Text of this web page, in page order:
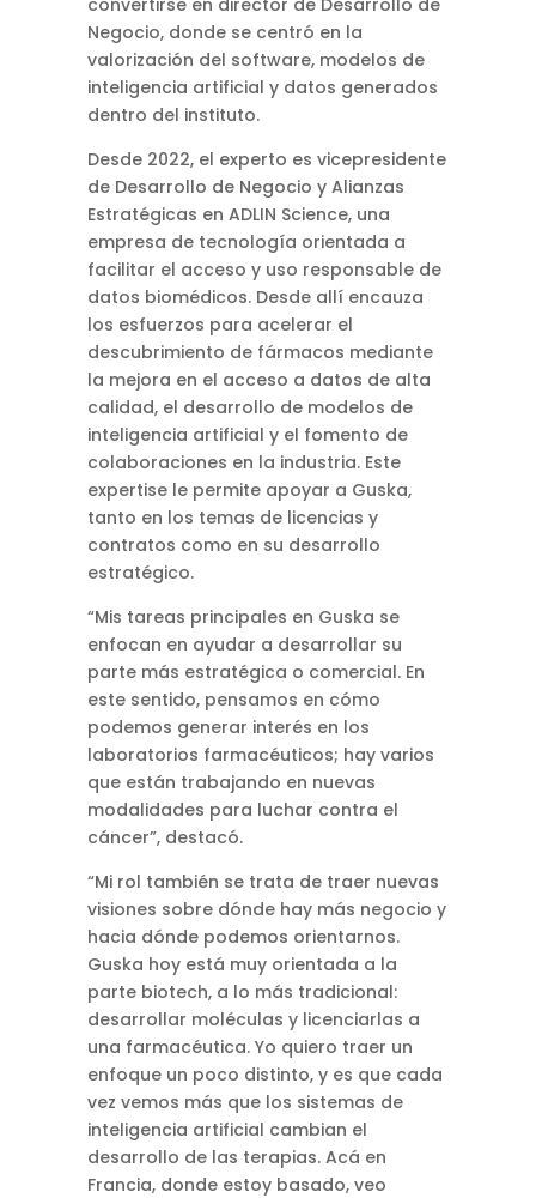
convertirse en director de Desarrollo de
Negocio, donde se centró en la
valorización del software, modelos de
inteligencia artificial y datos generados
dentro del instituto.
Desde 2022, el experto es vicepresidente
de Desarrollo de Negocio y Alianzas
Estratégicas en ADLIN Science, una
empresa de tecnología orientada a
facilitar el acceso y uso responsable de
datos biomédicos. Desde allí encauza
los esfuerzos para acelerar el
descubrimiento de fármacos mediante
la mejora en el acceso a datos de alta
calidad, el desarrollo de modelos de
inteligencia artificial y el fomento de
colaboraciones en la industria. Este
expertise le permite apoyar a Guska,
tanto en los temas de licencias y
contratos como en su desarrollo
estratégico.
“Mis tareas principales en Guska se
enfocan en ayudar a desarrollar su
parte más estratégica o comercial. En
este sentido, pensamos en cómo
podemos generar interés en los
laboratorios farmacéuticos; hay varios
que están trabajando en nuevas
modalidades para luchar contra el
cáncer”, destacó.
“Mi rol también se trata de traer nuevas
visiones sobre dónde hay más negocio y
hacia dónde podemos orientarnos.
Guska hoy está muy orientada a la
parte biotech, a lo más tradicional:
desarrollar moléculas y licenciarlas a
una farmacéutica. Yo quiero traer un
enfoque un poco distinto, y es que cada
vez vemos más que los sistemas de
inteligencia artificial cambian el
desarrollo de las terapias. Acá en
Francia, donde estoy basado, veo